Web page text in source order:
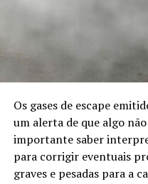
Os gases de escape
um alerta de que algo
importante saber
para corrigir eventuais
graves e pesadas para a